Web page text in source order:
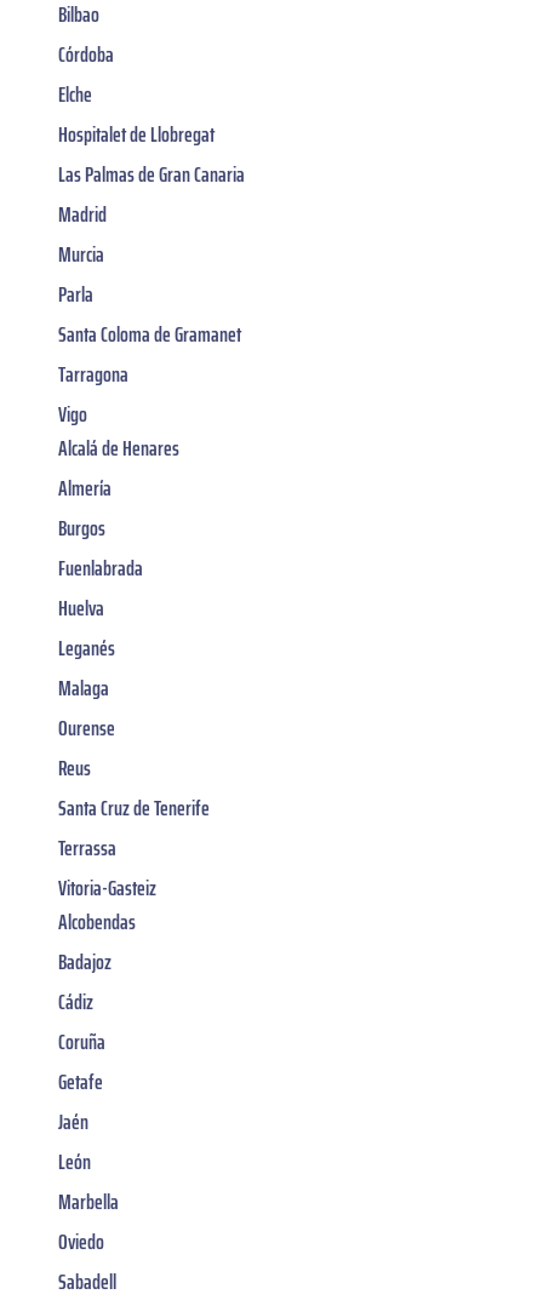
Bilbao
Córdoba
Elche
Hospitalet de Llobregat
Las Palmas de Gran Canaria
Madrid
Murcia
Parla
Santa Coloma de Gramanet
Tarragona
Vigo
Alcalá de Henares
Almería
Burgos
Fuenlabrada
Huelva
Leganés
Malaga
Ourense
Reus
Santa Cruz de Tenerife
Terrassa
Vitoria-Gasteiz
Alcobendas
Badajoz
Cádiz
Coruña
Getafe
Jaén
León
Marbella
Oviedo
Sabadell